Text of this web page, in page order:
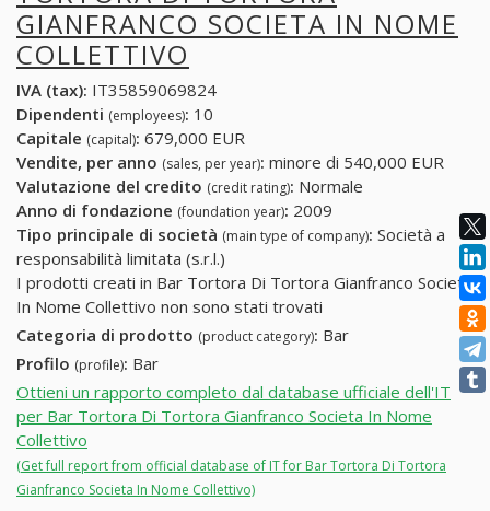
GIANFRANCO SOCIETA IN NOME
COLLETTIVO
IVA (tax): IT35859069824
Dipendenti (employees): 10
Capitale (capital): 679,000 EUR
Vendite, per anno (sales, per year): minore di 540,000 EUR
Valutazione del credito (credit rating): Normale
Anno di fondazione (foundation year): 2009
Tipo principale di società (main type of company): Società a
responsabilità limitata (s.r.l.)
I prodotti creati in Bar Tortora Di Tortora Gianfranco Societa
In Nome Collettivo non sono stati trovati
Categoria di prodotto (product category): Bar
Profilo (profile): Bar
Ottieni un rapporto completo dal database ufficiale dell'IT
per Bar Tortora Di Tortora Gianfranco Societa In Nome
Collettivo
(Get full report from official database of IT for Bar Tortora Di Tortora
Gianfranco Societa In Nome Collettivo)